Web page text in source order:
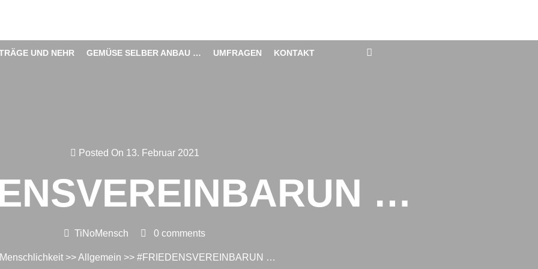
UND NEHR GEMÜSE SELBER ANBAU … UMFRAGEN KONTAKT
Posted On 13. Februar 2021
…
TiNoMensch 0 comments
>>Allgemein >> #FRIEDENSVEREINBARUN …